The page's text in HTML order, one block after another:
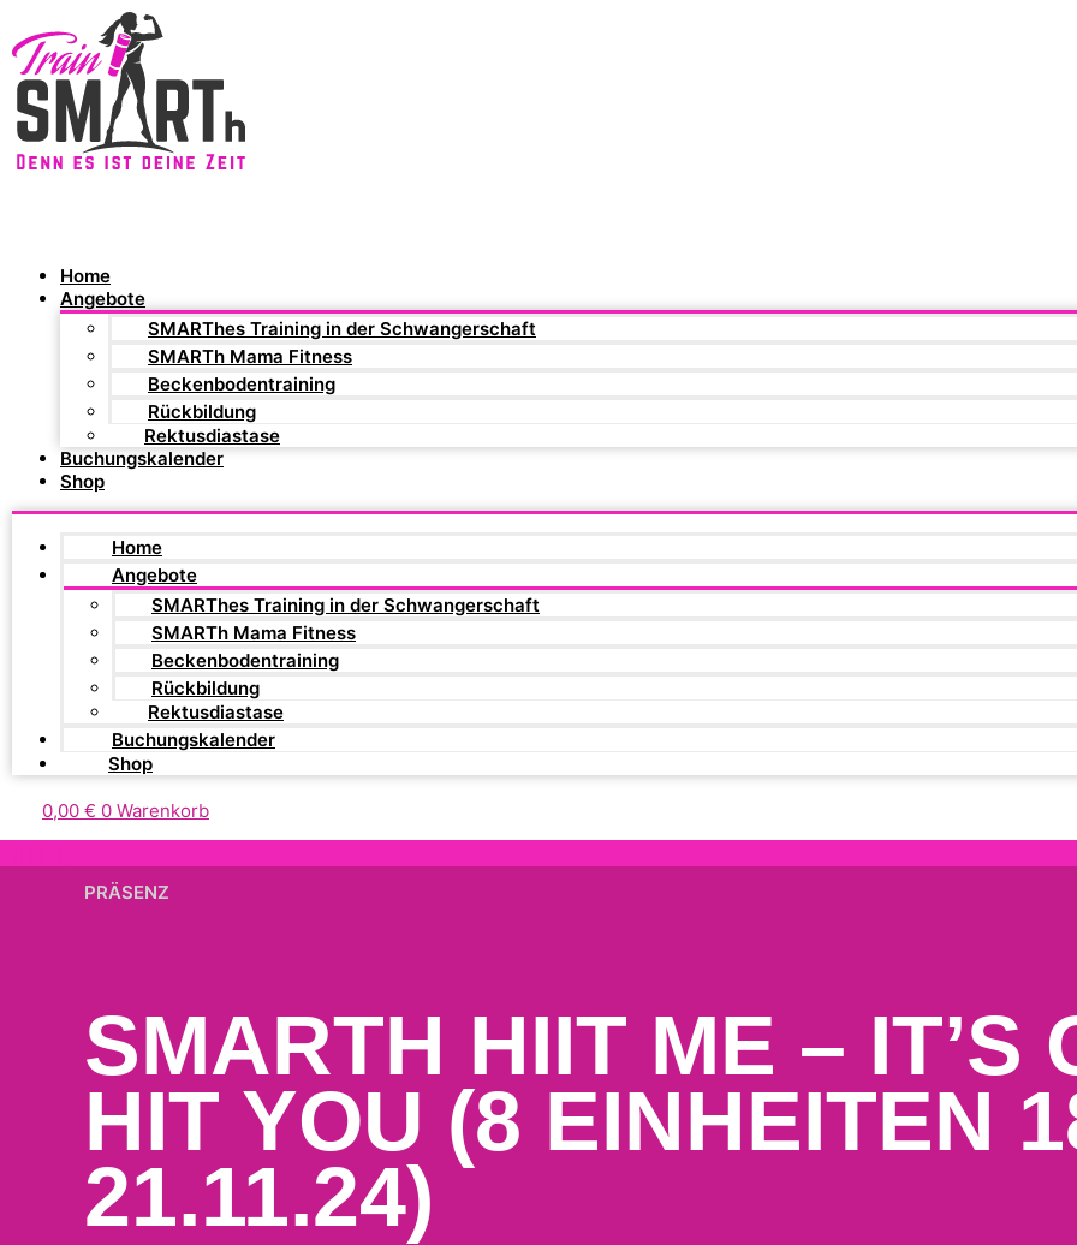
Home
Angebote
SMARThes Training in der Schwangerschaft
SMARTh Mama Fitness
Beckenbodentraining
Rückbildung
Rektusdiastase
Buchungskalender
Shop
Home
Angebote
SMARThes Training in der Schwangerschaft
SMARTh Mama Fitness
Beckenbodentraining
Rückbildung
Rektusdiastase
Buchungskalender
Shop
0,00 € 0 Warenkorb
PRÄSENZ
SMARTH HIIT ME – IT’S
HIT YOU (8 EINHEITEN
21.11.24)